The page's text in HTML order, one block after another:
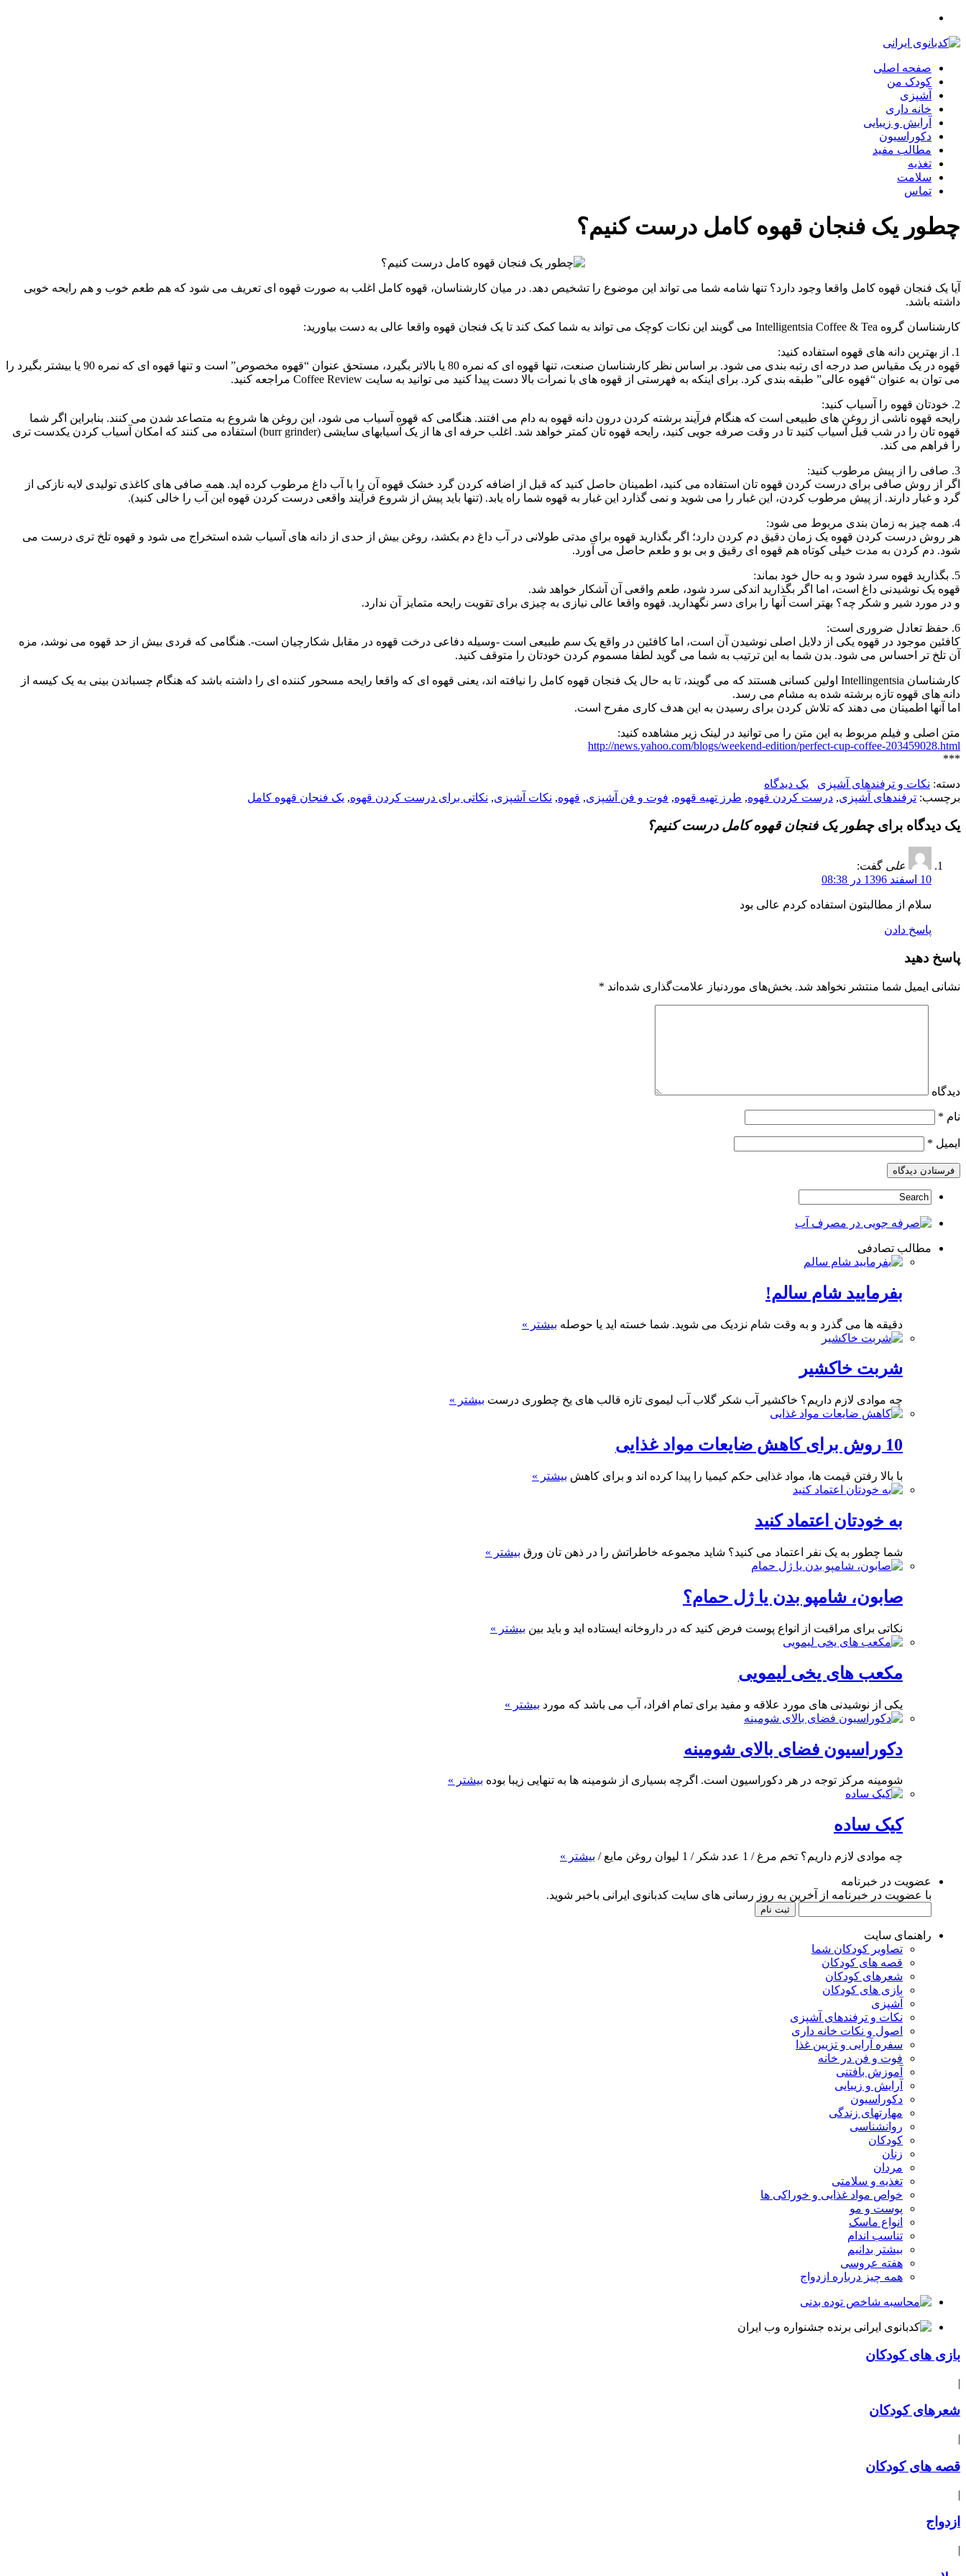
صفحه اصلی
کودک من
آشپزی
خانه داری
آرایش و زیبایی
دکوراسیون
مطالب مفید
تغذیه
سلامت
تماس
چطور یک فنجان قهوه کامل درست کنیم؟
آیا یک فنجان قهوه کامل واقعا وجود دارد؟ تنها شامه شما می تواند این موضوع را تشخیص دهد. در میان کارشناسان، قهوه کامل اغلب به صورت قهوه ای تعریف می شود که هم طعم خوب و هم رایحه خوبی
داشته باشد.
کارشناسان گروه Intelligentsia Coffee & Tea می گویند این نکات کوچک می تواند به شما کمک کند تا یک فنجان قهوه واقعا عالی به دست بیاورید:
1. از بهترین دانه های قهوه استفاده کنید:
قهوه در یک مقیاس صد درجه ای رتبه بندی می شود. بر اساس نظر کارشناسان صنعت، تنها قهوه ای که نمره 80 یا بالاتر بگیرد، مستحق عنوان “قهوه مخصوص” است و تنها قهوه ای که نمره 90 یا بیشتر بگیرد را
می توان به عنوان “قهوه عالی” طبقه بندی کرد. برای اینکه به فهرستی از قهوه های با نمرات بالا دست پیدا کنید می توانید به سایت Coffee Review مراجعه کنید.
2. خودتان قهوه را آسیاب کنید:
رایحه قهوه ناشی از روغن های طبیعی است که هنگام فرآیند برشته کردن درون دانه قهوه به دام می افتند. هنگامی که قهوه آسیاب می شود، این روغن ها شروع به متصاعد شدن می کنند. بنابراین اگر شما
قهوه تان را در شب قبل آسیاب کنید تا در وقت صرفه جویی کنید، رایحه قهوه تان کمتر خواهد شد. اغلب حرفه ای ها از یک آسیابهای سایشی (burr grinder) استفاده می کنند که امکان آسیاب کردن یکدست تری
را فراهم می کند.
3. صافی را از پیش مرطوب کنید:
اگر از روش صافی برای درست کردن قهوه تان استفاده می کنید، اطمینان حاصل کنید که قبل از اضافه کردن گرد خشک قهوه آن را با آب داغ مرطوب کرده اید. همه صافی های کاغذی تولیدی لایه نازکی از
گرد و غبار دارند. از پیش مرطوب کردن، این غبار را می شوید و نمی گذارد این غبار به قهوه شما راه یابد. (تنها باید پیش از شروع فرآیند واقعی درست کردن قهوه این آب را خالی کنید).
4. همه چیز به زمان بندی مربوط می شود:
هر روش درست کردن قهوه یک زمان دقیق دم کردن دارد؛ اگر بگذارید قهوه برای مدتی طولانی در آب داغ دم بکشد، روغن بیش از حدی از دانه های آسیاب شده استخراج می شود و قهوه تلخ تری درست می
شود. دم کردن به مدت خیلی کوتاه هم قهوه ای رقیق و بی بو و طعم حاصل می آورد.
5. بگذارید قهوه سرد شود و به حال خود بماند:
قهوه یک نوشیدنی داغ است، اما اگر بگذارید اندکی سرد شود، طعم واقعی آن آشکار خواهد شد.
و در مورد شیر و شکر چه؟ بهتر است آنها را برای دسر نگهدارید. قهوه واقعا عالی نیازی به چیزی برای تقویت رایحه متمایز آن ندارد.
6. حفظ تعادل ضروری است:
کافئین موجود در قهوه یکی از دلایل اصلی نوشیدن آن است، اما کافئین در واقع یک سم طبیعی است -وسیله دفاعی درخت قهوه در مقابل شکارچیان است-. هنگامی که فردی بیش از حد قهوه می نوشد، مزه
آن تلخ تر احساس می شود. بدن شما به این ترتیب به شما می گوید لطفا مسموم کردن خودتان را متوقف کنید.
کارشناسان Intellingentsia اولین کسانی هستند که می گویند، تا به حال یک فنجان قهوه کامل را نیافته اند، یعنی قهوه ای که واقعا رایحه مسحور کننده ای را داشته باشد که هنگام چسباندن بینی به یک کیسه از
دانه های قهوه تازه برشته شده به مشام می رسد.
اما آنها اطمینان می دهند که تلاش کردن برای رسیدن به این هدف کاری مفرح است.
متن اصلی و فیلم مربوط به این متن را می توانید در لینک زیر مشاهده کنید:
http://news.yahoo.com/blogs/weekend-edition/perfect-cup-coffee-203459028.html
***
دسته: نکات و ترفندهای آشپزی
یک دیدگاه
برچسب: ترفندهای آشپزی, درست کردن قهوه, طرز تهیه قهوه, فوت و فن آشپزی, قهوه, نکات آشپزی, نکاتی برای درست کردن قهوه, یک فنجان قهوه کامل
یک دیدگاه برایچطور یک فنجان قهوه کامل درست کنیم؟
علی گفت:
10 اسفند 1396 در 08:38
سلام از مطالبتون استفاده کردم عالی بود
پاسخ دادن
پاسخ دهید
نشانی ایمیل شما منتشر نخواهد شد. بخش‌های موردنیاز علامت‌گذاری شده‌اند *
دیدگاه
نام *
ایمیل *
مطالب تصادفی
بفرمایید شام سالم!
دقیقه ها می گذرد و به وقت شام نزدیک می شوید. شما خسته اید یا حوصله بیشتر »
شربت خاکشیر
چه موادی لازم داریم؟ خاکشیر آب شکر گلاب آب لیموی تازه قالب های یخ چطوری درست بیشتر »
10 روش برای کاهش ضایعات مواد غذایی
با بالا رفتن قیمت ها، مواد غذایی حکم کیمیا را پیدا کرده اند و برای کاهش بیشتر »
به خودتان اعتماد کنید
شما چطور به یک نفر اعتماد می کنید؟ شاید مجموعه خاطراتش را در ذهن تان ورق بیشتر »
صابون، شامپو بدن یا ژل حمام؟
نکاتی برای مراقبت از انواع پوست فرض کنید که در داروخانه ایستاده اید و باید بین بیشتر »
مکعب های یخی لیمویی
یکی از نوشیدنی های مورد علاقه و مفید برای تمام افراد، آب می باشد که مورد بیشتر »
دکوراسیون فضای بالای شومینه
شومینه مرکز توجه در هر دکوراسیون است. اگرچه بسیاری از شومینه ها به تنهایی زیبا بوده بیشتر »
کیک ساده
چه موادی لازم داریم؟ تخم مرغ / 1 عدد شکر / 1 لیوان روغن مایع / بیشتر »
عضویت در خبرنامه
با عضویت در خبرنامه از آخرین به روز رسانی های سایت کدبانوی ایرانی باخبر شوید.
راهنمای سایت
تصاویر کودکان شما
قصه های کودکان
شعرهای کودکان
بازی های کودکان
آشپزی
نکات و ترفندهای آشپزی
اصول و نکات خانه داری
سفره آرایی و تزیین غذا
فوت و فن در خانه
آموزش بافتنی
آرایش و زیبایی
دکوراسیون
مهارتهای زندگی
روانشناسی
کودکان
زنان
مردان
تغذیه و سلامتی
خواص مواد غذایی و خوراکی ها
پوست و مو
انواع ماسک
تناسب اندام
بیشتر بدانیم
هفته عروسی
همه چیز درباره ازدواج
بازی های کودکان
|
شعرهای کودکان
|
قصه های کودکان
|
ازدواج
|